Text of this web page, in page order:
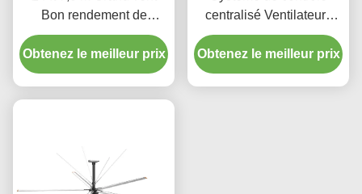
Bon rendement de
ventilation Grande
surface de couverture
Ventilateur HVls
Obtenez le meilleur prix
centralisé Ventilateurs
PMSM de 24 pieds
Ventilateurs de plafond
de grand entrepôt
Obtenez le meilleur prix